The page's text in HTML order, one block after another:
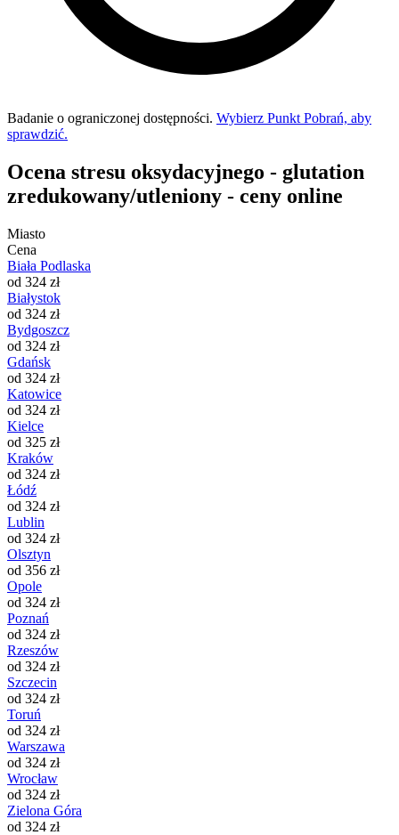
Badanie o ograniczonej dostępności. Wybierz Punkt Pobrań, aby
sprawdzić.
Ocena stresu oksydacyjnego - glutation
zredukowany/utleniony - ceny online
Miasto
Cena
Biała Podlaska
od 324 zł
Białystok
od 324 zł
Bydgoszcz
od 324 zł
Gdańsk
od 324 zł
Katowice
od 324 zł
Kielce
od 325 zł
Kraków
od 324 zł
Łódź
od 324 zł
Lublin
od 324 zł
Olsztyn
od 356 zł
Opole
od 324 zł
Poznań
od 324 zł
Rzeszów
od 324 zł
Szczecin
od 324 zł
Toruń
od 324 zł
Warszawa
od 324 zł
Wrocław
od 324 zł
Zielona Góra
od 324 zł